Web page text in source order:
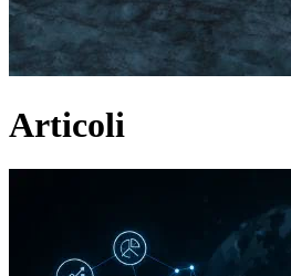
Articoli